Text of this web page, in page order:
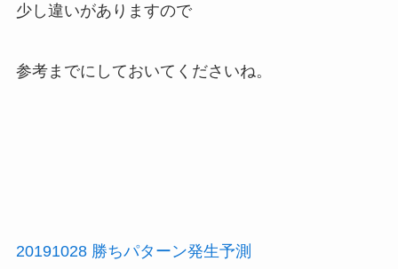
少し違いがありますので
参考までにしておいてくださいね。
20191028 勝ちパターン発生予測